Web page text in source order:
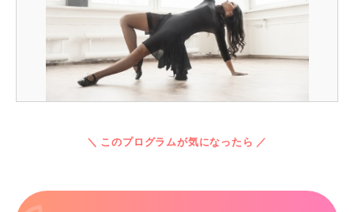
＼ このプログラムが気になったら ／